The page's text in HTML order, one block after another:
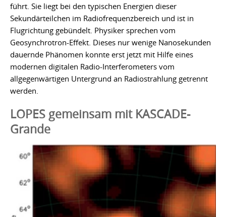
führt. Sie liegt bei den typischen Energien dieser
Sekundärteilchen im Radiofrequenzbereich und ist in
Flugrichtung gebündelt. Physiker sprechen vom
Geosynchrotron-Effekt. Dieses nur wenige Nanosekunden
dauernde Phänomen konnte erst jetzt mit Hilfe eines
modernen digitalen Radio-Interferometers vom
allgegenwärtigen Untergrund an Radiostrahlung getrennt
werden.
LOPES gemeinsam mit KASCADE-
Grande